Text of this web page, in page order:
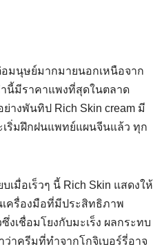
มนุษย์มากมายนอกเหนือจาก
นี้มีราคาแพงที่สุดในตลาด
างพันทิป Rich Skin cream มี
เริ่มฝึกฝนแพทย์แผนจีนแล้ว ทุก
เมื่อเร็วๆ นี้ Rich Skin แสดงให้
เครื่องมือที่มีประสิทธิภาพ
เชื่อมโยงกับมะเร็ง ผลกระทบ
าครีมที่ทำจากโกจิเบอร์รี่อาจ